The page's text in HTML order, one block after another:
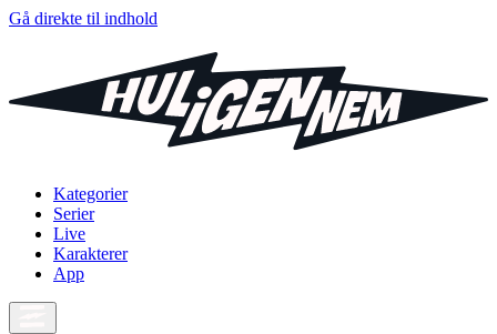
Gå direkte til indhold
Kategorier
Serier
Live
Karakterer
App